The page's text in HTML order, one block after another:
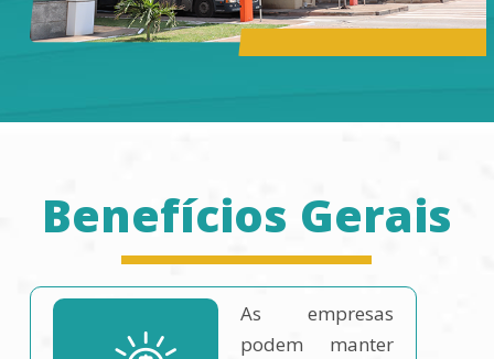
Benefícios Gerais
As empresas
podem manter